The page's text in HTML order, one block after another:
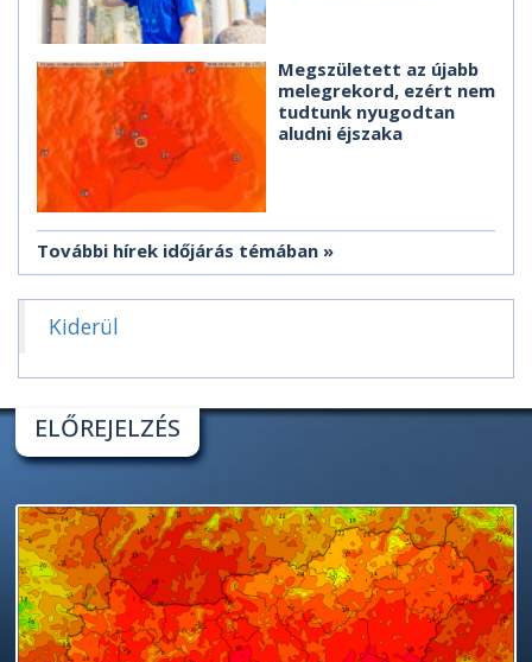
Megszületett az újabb
melegrekord, ezért nem
tudtunk nyugodtan
aludni éjszaka
További hírek időjárás témában
Kiderül
ELŐREJELZÉS